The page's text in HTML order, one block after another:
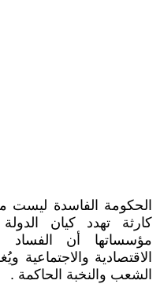
الحكومة الفاسدة
كارثة تهدد كيان
مؤسساتها أن الفساد
الاقتصادية
الشعب والنخبة الحاكمة .